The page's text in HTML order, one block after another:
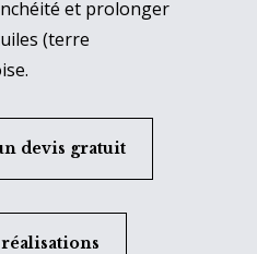
et prolonger
(terre
devis gratuit